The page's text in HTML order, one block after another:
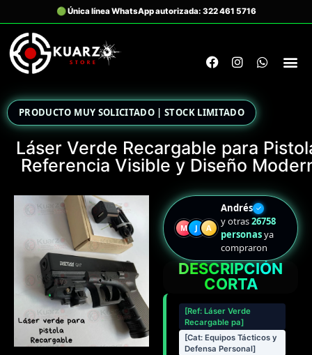
PRODUCTO MUY SOLICITADO | STOCK LIMITADO
Láser Verde Recargable para
Referencia Visible y Diseño
M J A
Andrés ✓
y otras26758
personasya
compraron
DESCRIPCIÓN
CORTA
[Ref: Láser Verde
Recargable pa]
[Cat: Equipos Tácticos y
Defensa Personal]